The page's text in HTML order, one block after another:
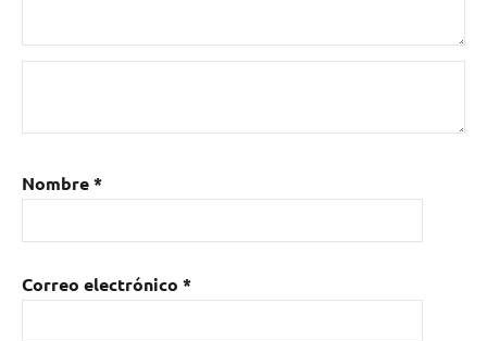
Nombre*
Correo electrónico *